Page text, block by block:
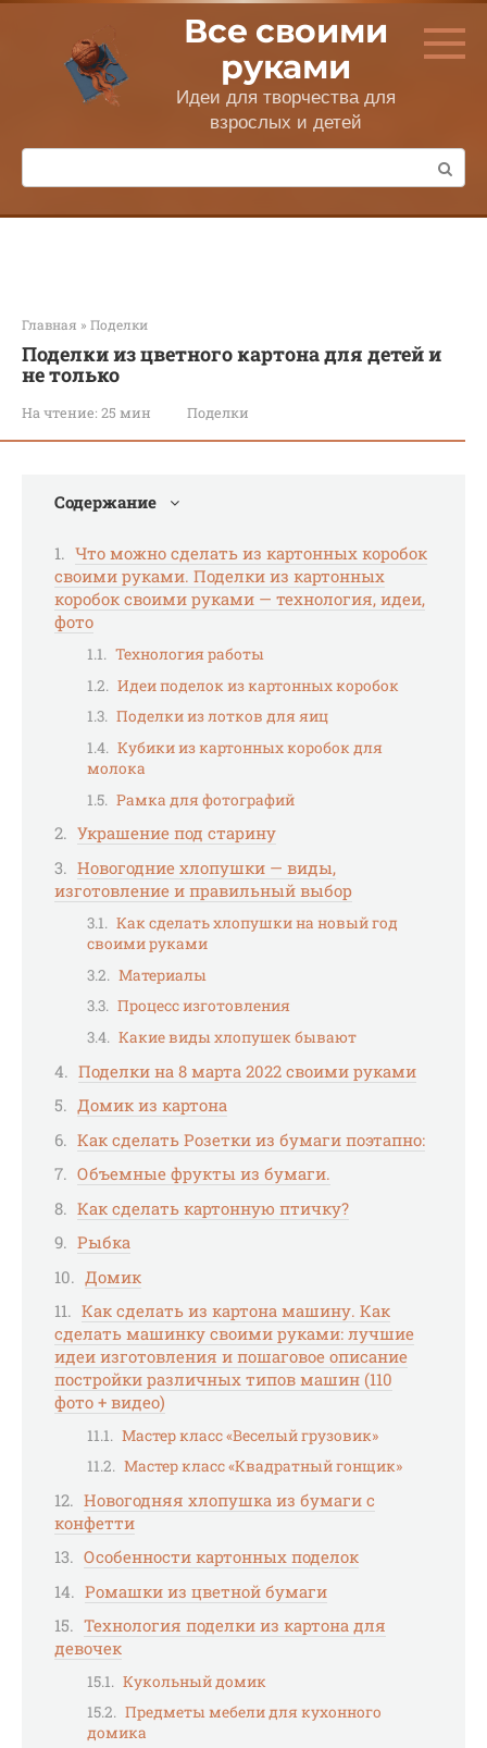
Перейти
контенту
Все своими
руками
Идеи для творчества для
взрослых и детей
Поиск:
Главная » Поделки
Поделки из цветного картона для детей и
не только
На чтение: 25 мин Поделки
Содержание
Что можно сделать из картонных коробок
своими руками. Поделки из картонных
коробок своими руками — технология, идеи,
фото
Технология работы
Идеи поделок из картонных коробок
Поделки из лотков для яиц
Кубики из картонных коробок для
молока
Рамка для фотографий
Украшение под старину
Новогодние хлопушки — виды,
изготовление и правильный выбор
Как сделать хлопушки на новый год
своими руками
Материалы
Процесс изготовления
Какие виды хлопушек бывают
Поделки на 8 марта 2022 своими руками
Домик из картона
Как сделать Розетки из бумаги поэтапно:
Объемные фрукты из бумаги.
Как сделать картонную птичку?
Рыбка
Домик
Как сделать из картона машину. Как
сделать машинку своими руками: лучшие
идеи изготовления и пошаговое описание
постройки различных типов машин (110
фото + видео)
Мастер класс «Веселый грузовик»
Мастер класс «Квадратный гонщик»
Новогодняя хлопушка из бумаги с
конфетти
Особенности картонных поделок
Ромашки из цветной бумаги
Технология поделки из картона для
девочек
Кукольный домик
Предметы мебели для кухонного
домика